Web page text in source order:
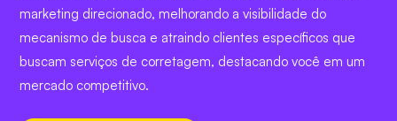
marketing direcionado, melhorando a visibilidade do
mecanismo de busca e atraindo clientes específicos que
buscam serviços de corretagem, destacando você em um
mercado competitivo.